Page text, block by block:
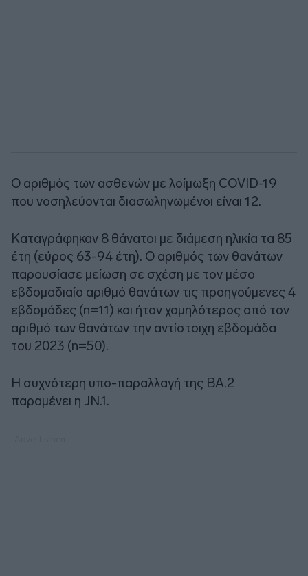
Ο αριθμός των ασθενών με λοίμωξη COVID-19
που νοσηλεύονται διασωληνωμένοι είναι 12.
Καταγράφηκαν 8 θάνατοι με διάμεση ηλικία τα 85
έτη (εύρος 63-94 έτη). Ο αριθμός των θανάτων
παρουσίασε μείωση σε σχέση με τον μέσο
εβδομαδιαίο αριθμό θανάτων τις προηγούμενες 4
εβδομάδες (n=11) και ήταν χαμηλότερος από τον
αριθμό των θανάτων την αντίστοιχη εβδομάδα
του 2023 (n=50).
Η συχνότερη υπο-παραλλαγή της ΒΑ.2
παραμένει η JN.1.